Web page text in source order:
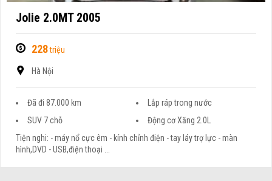
Jolie 2.0MT 2005
228triệu
Hà Nội
Đã đi 87.000 km
Lắp ráp trong nước
SUV 7 chỗ
Động cơ Xăng 2.0L
Tiện nghi: - máy nổ cực êm - kính chỉnh điện - tay láy trợ lực - màn
hình,DVD - USB,điện thoại ...